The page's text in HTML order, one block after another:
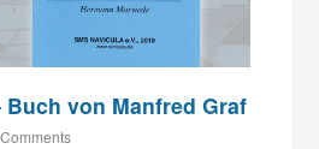
von Manfred Graf